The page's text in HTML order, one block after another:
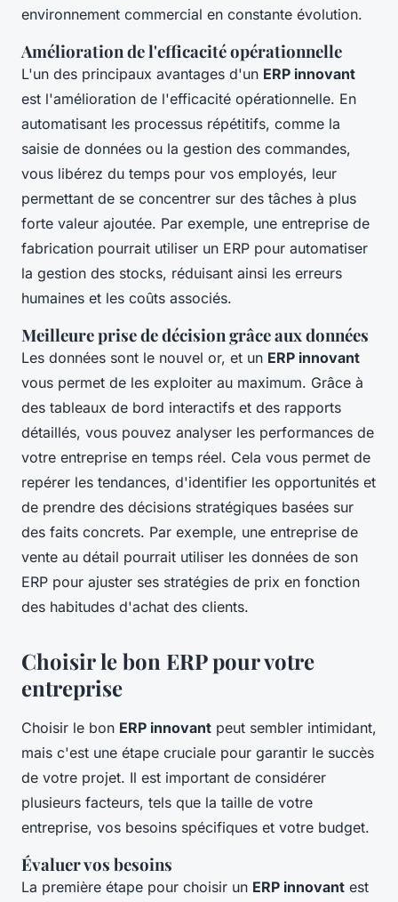
environnement commercial en constante évolution.
Amélioration de l'efficacité opérationnelle
L'un des principaux avantages d'un ERP innovant
est l'amélioration de l'efficacité opérationnelle. En
automatisant les processus répétitifs, comme la
saisie de données ou la gestion des commandes,
vous libérez du temps pour vos employés, leur
permettant de se concentrer sur des tâches à plus
forte valeur ajoutée. Par exemple, une entreprise de
fabrication pourrait utiliser un ERP pour automatiser
la gestion des stocks, réduisant ainsi les erreurs
humaines et les coûts associés.
Meilleure prise de décision grâce aux données
Les données sont le nouvel or, et un ERP innovant
vous permet de les exploiter au maximum. Grâce à
des tableaux de bord interactifs et des rapports
détaillés, vous pouvez analyser les performances de
votre entreprise en temps réel. Cela vous permet de
repérer les tendances, d'identifier les opportunités et
de prendre des décisions stratégiques basées sur
des faits concrets. Par exemple, une entreprise de
vente au détail pourrait utiliser les données de son
ERP pour ajuster ses stratégies de prix en fonction
des habitudes d'achat des clients.
Choisir le bon ERP pour votre
entreprise
Choisir le bon ERP innovant peut sembler intimidant,
mais c'est une étape cruciale pour garantir le succès
de votre projet. Il est important de considérer
plusieurs facteurs, tels que la taille de votre
entreprise, vos besoins spécifiques et votre budget.
Évaluer vos besoins
La première étape pour choisir un ERP innovant est